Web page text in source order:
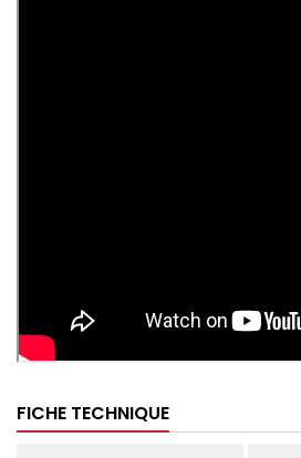
FICHE TECHNIQUE